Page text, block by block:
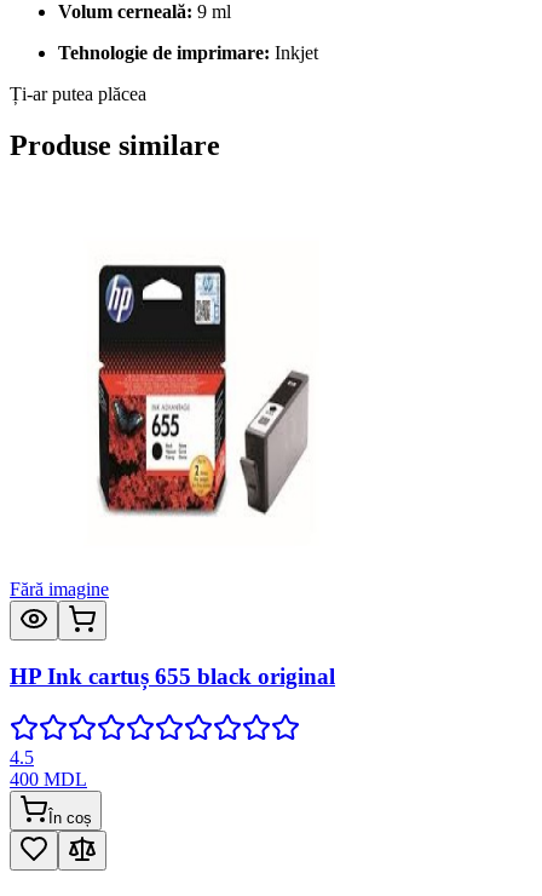
Volum cerneală: 9 ml
Tehnologie de imprimare: Inkjet
Ți-ar putea plăcea
Produse similare
Fără imagine
HP Ink cartuș 655 black original
4.5
400 MDL
În coș